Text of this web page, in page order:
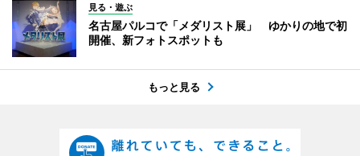
見る・遊ぶ
名古屋パルコで「メダリスト展」 ゆかりの地で初
開催、新フォトスポットも
もっと見る